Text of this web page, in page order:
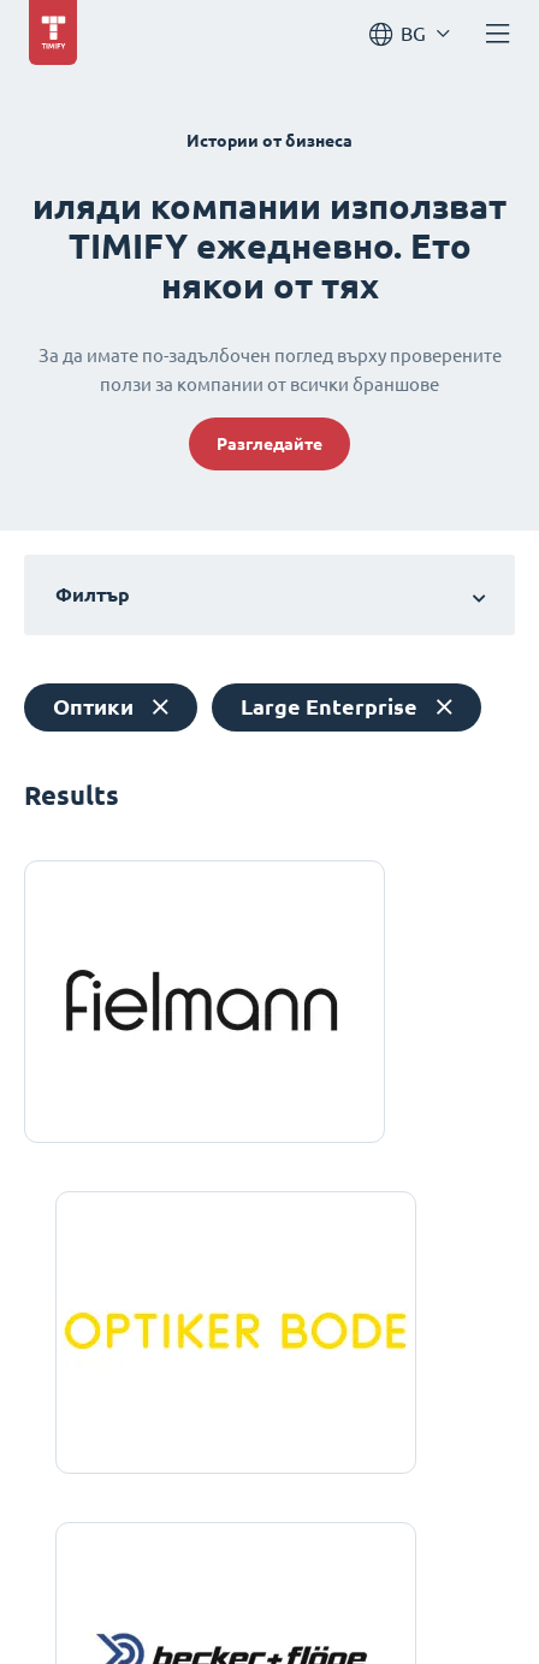
BG
Истории от бизнеса
иляди компании използват
TIMIFY ежедневно. Ето
някои от тях
За да имате по-задълбочен поглед върху проверените
ползи за компании от всички браншове
Разгледайте
Филтър
Оптики Large Enterprise
Results